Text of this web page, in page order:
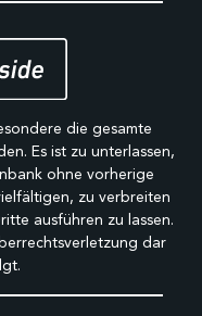
die gesamte
Es ist zu unterlassen,
ohne vorherige
zu verbreiten
ausführen zu lassen.
dar